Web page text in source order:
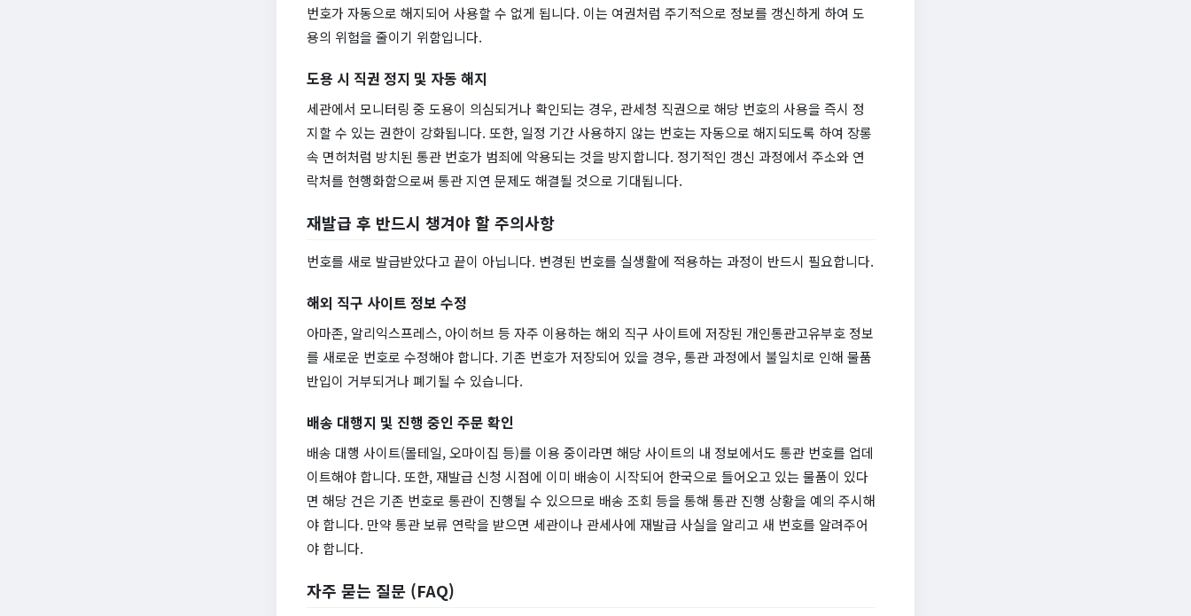
번호가 자동으로 해지되어 사용할 수 없게 됩니다. 이는 여권처럼 주기적으로 정보를 갱신하게 하여 도
용의 위험을 줄이기 위함입니다.
도용 시 직권 정지 및 자동 해지
세관에서 모니터링 중 도용이 의심되거나 확인되는 경우, 관세청 직권으로 해당 번호의 사용을 즉시 정
지할 수 있는 권한이 강화됩니다. 또한, 일정 기간 사용하지 않는 번호는 자동으로 해지되도록 하여 장롱
속 면허처럼 방치된 통관 번호가 범죄에 악용되는 것을 방지합니다. 정기적인 갱신 과정에서 주소와 연
락처를 현행화함으로써 통관 지연 문제도 해결될 것으로 기대됩니다.
재발급 후 반드시 챙겨야 할 주의사항
번호를 새로 발급받았다고 끝이 아닙니다. 변경된 번호를 실생활에 적용하는 과정이 반드시 필요합니다.
해외 직구 사이트 정보 수정
아마존, 알리익스프레스, 아이허브 등 자주 이용하는 해외 직구 사이트에 저장된 개인통관고유부호 정보
를 새로운 번호로 수정해야 합니다. 기존 번호가 저장되어 있을 경우, 통관 과정에서 불일치로 인해 물품
반입이 거부되거나 폐기될 수 있습니다.
배송 대행지 및 진행 중인 주문 확인
배송 대행 사이트(몰테일, 오마이집 등)를 이용 중이라면 해당 사이트의 내 정보에서도 통관 번호를 업데
이트해야 합니다. 또한, 재발급 신청 시점에 이미 배송이 시작되어 한국으로 들어오고 있는 물품이 있다
면 해당 건은 기존 번호로 통관이 진행될 수 있으므로 배송 조회 등을 통해 통관 진행 상황을 예의 주시해
야 합니다. 만약 통관 보류 연락을 받으면 세관이나 관세사에 재발급 사실을 알리고 새 번호를 알려주어
야 합니다.
자주 묻는 질문 (FAQ)